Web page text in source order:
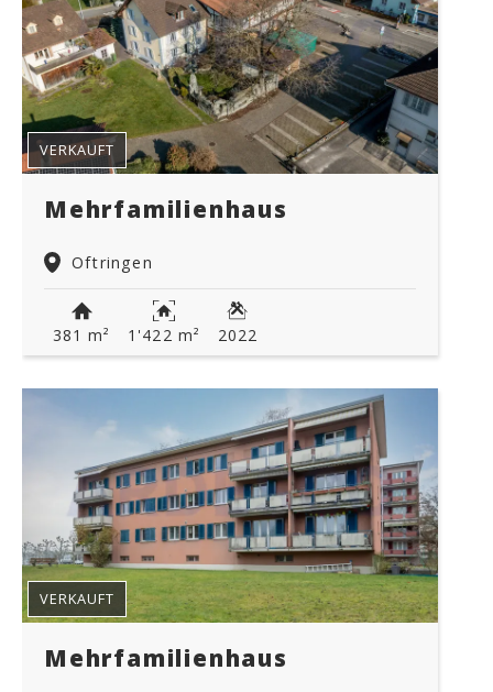
Mehrfamilienhaus
Oftringen
VERKAUFT
381 m² 1'422 m² 2022
Mehrfamilienhaus
VERKAUFT